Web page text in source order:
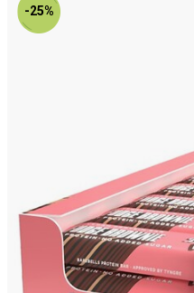
-25%